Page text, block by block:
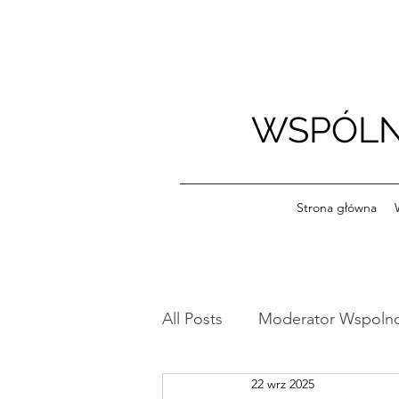
Strona główna
All Posts Moderator
Ogłoszenia Szkoleniowe
22 wrz 2025